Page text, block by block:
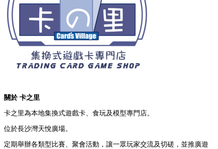
關於 卡之里
卡之里為本地集換式遊戲卡、食玩及模型專門店。
位於長沙灣天悅廣場。
定期舉辦各類型比賽、聚會活動，讓一眾玩家交流及切磋，並推廣遊